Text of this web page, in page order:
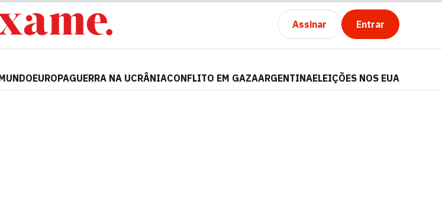
Assinar Entrar
EUROPAGUERRA NA UCRÂNIACONFLITO EM GAZAARGENTINAELEIÇÕES NOS EUA